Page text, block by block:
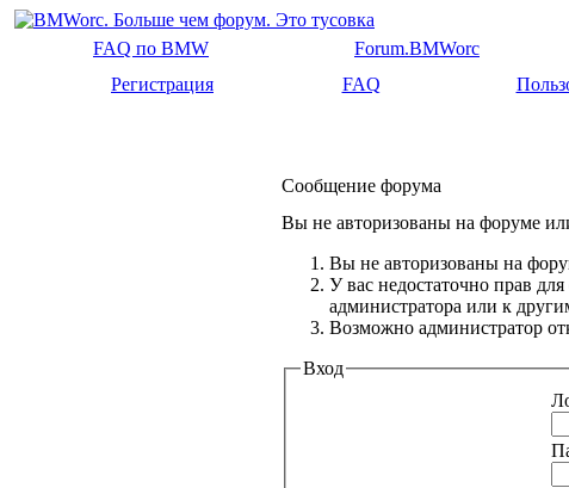
FAQ по BMW Forum.BMWorc
Регистрация
FAQ
Сообщение форума
Вы не авторизованы на форуме
Вы не авторизованы на
У вас недостаточно прав
администратора или к
Возможно администратор
Вход